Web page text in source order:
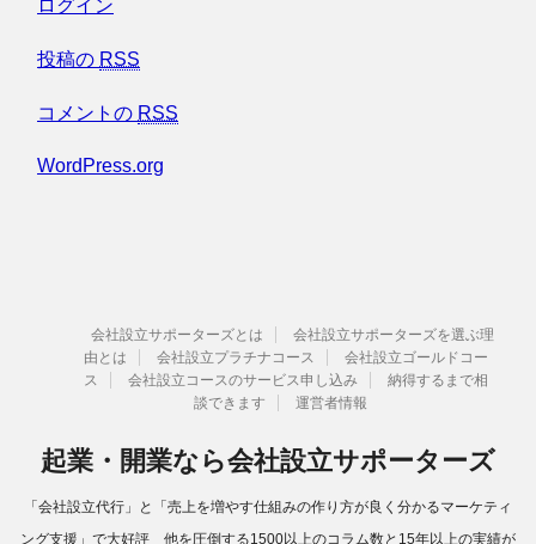
ログイン
投稿の RSS
コメントの RSS
WordPress.org
会社設立サポーターズとは
会社設立サポーターズを選ぶ理
由とは
会社設立プラチナコース
会社設立ゴールドコー
ス
会社設立コースのサービス申し込み
納得するまで相
談できます
運営者情報
起業・開業なら会社設立サポーターズ
「会社設立代行」と「売上を増やす仕組みの作り方が良く分かるマーケティ
ング支援」で大好評 他を圧倒する1500以上のコラム数と15年以上の実績が